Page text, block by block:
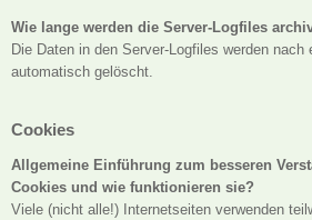
Wie lange werden die Server-Logfiles
Die Daten in den Server-Logfiles werden nach
automatisch gelöscht.
Cookies
Allgemeine Einführung zum besseren
Cookies und wie funktionieren sie?
Viele (nicht alle!) Internetseiten verwenden